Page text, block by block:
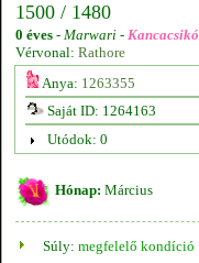
1500 / 1480
0 éves - Marwari - Kancacsikó
Vérvonal: Rathore
Anya: 1263355
Saját ID: 1264163
Utódok: 0
Hónap: Március
Súly: megfelelő kondíció